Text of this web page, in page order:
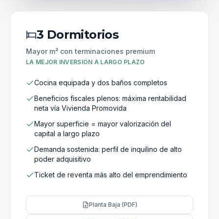
3 Dormitorios
Mayor m² con terminaciones premium
LA MEJOR INVERSIÓN A LARGO PLAZO
Cocina equipada y dos baños completos
Beneficios fiscales plenos: máxima rentabilidad
neta vía Vivienda Promovida
Mayor superficie = mayor valorización del
capital a largo plazo
Demanda sostenida: perfil de inquilino de alto
poder adquisitivo
Ticket de reventa más alto del emprendimiento
Planta Baja (PDF)